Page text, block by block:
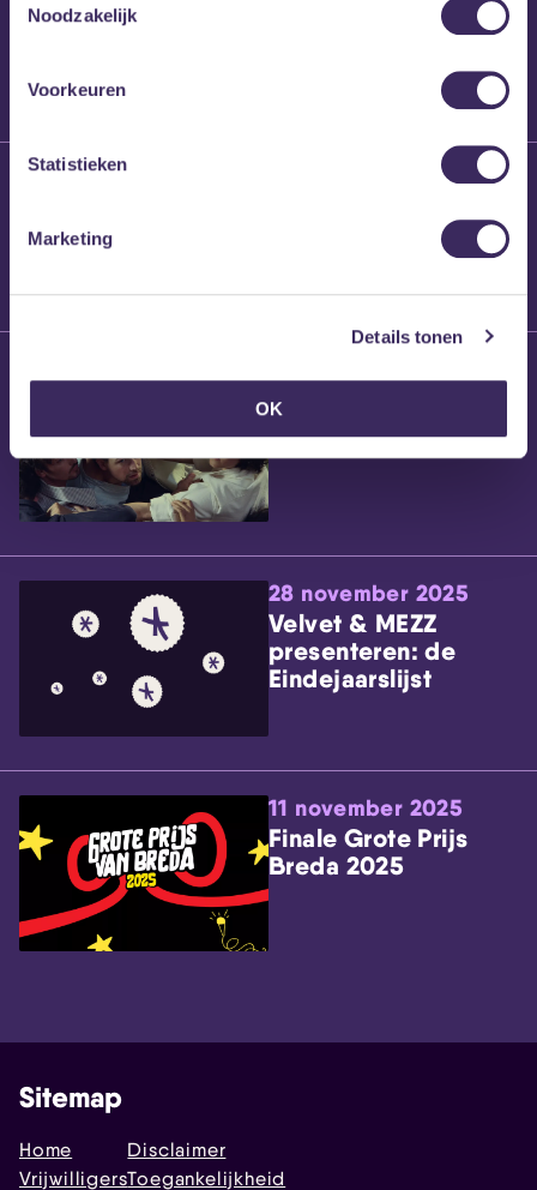
Noodzakelijk
Voorkeuren
Statistieken
Marketing
Details tonen
OK
Brennt Vanneste
Willem’s Blog: Ão
28 november 2025
Velvet & MEZZ
presenteren: de
Eindejaarslijst
11 november 2025
Finale Grote Prijs
Breda 2025
Sitemap
Home
Vrijwilligers
Disclaimer
Toegankelijkheid